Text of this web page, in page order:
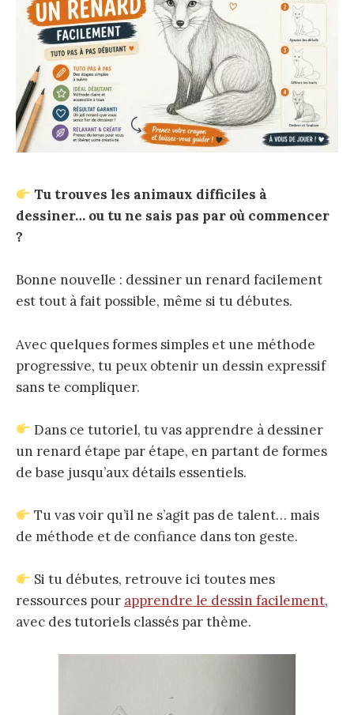
Tu trouves les animaux difficiles à
dessiner… ou tu ne sais pas par où commencer
?
Bonne nouvelle : dessiner un renard facilement
est tout à fait possible, même si tu débutes.
Avec quelques formes simples et une méthode
progressive, tu peux obtenir un dessin expressif
sans te compliquer.
Dans ce tutoriel, tu vas apprendre à dessiner
un renard étape par étape, en partant de formes
de base jusqu’aux détails essentiels.
Tu vas voir qu’il ne s’agit pas de talent… mais
de méthode et de confiance dans ton geste.
Si tu débutes, retrouve ici toutes mes
ressources pour apprendre le dessin facilement,
avec des tutoriels classés par thème.